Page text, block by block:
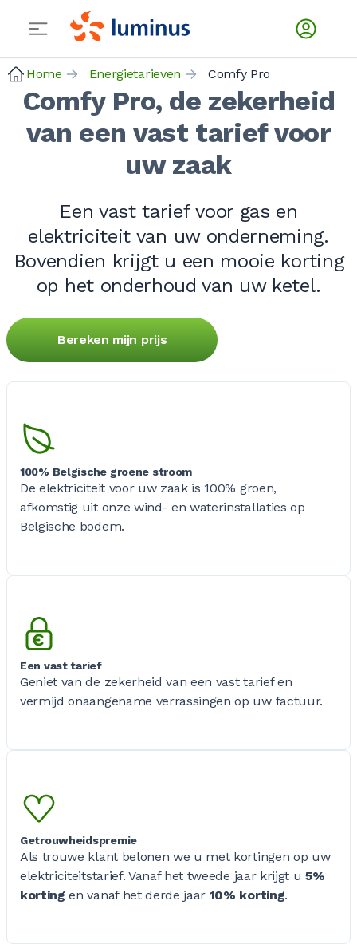
Home Energietarieven Comfy Pro
Comfy Pro, de zekerheid
van een vast tarief voor
uw zaak
Een vast tarief voor gas en
elektriciteit van uw onderneming.
Bovendien krijgt u een mooie korting
op het onderhoud van uw ketel.
Bereken mijn prijs
100% Belgische groene stroom
De elektriciteit voor uw zaak is 100% groen,
afkomstig uit onze wind- en waterinstallaties op
Belgische bodem.
Een vast tarief
Geniet van de zekerheid van een vast tarief en
vermijd onaangename verrassingen op uw factuur.
Getrouwheidspremie
Als trouwe klant belonen we u met kortingen op uw
elektriciteitstarief. Vanaf het tweede jaar krijgt u5%
korting en vanaf het derde jaar 10% korting.